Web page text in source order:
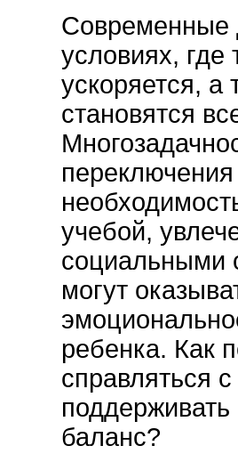
Современные
условиях, где
ускоряется, а
становятся
учебой,
социальными
могут
ребенка. Как
справляться
поддерживать
баланс?